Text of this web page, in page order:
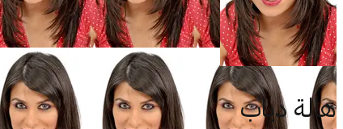
هالة دياب